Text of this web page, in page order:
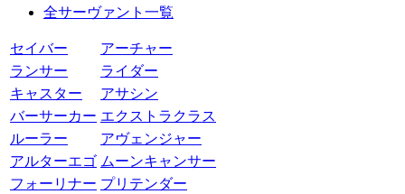
全サーヴァント一覧
セイバー
アーチャー
ランサー
ライダー
キャスター
アサシン
バーサーカー エクストラクラス
ルーラー
アヴェンジャー
アルターエゴ ムーンキャンサー
フォーリナー プリテンダー